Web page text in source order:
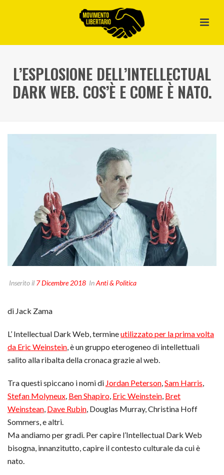
L’ESPLOSIONE DELL’INTELLECTUAL
DARK WEB. COS’È E COME È NATO.
Inserito il 7 Dicembre 2018 InAnti & Politica
di Jack Zama
L’ Intellectual Dark Web, termineutilizzato per la prima volta
da Eric Weinstein , è un gruppo eterogeneo di intellettuali
salito alla ribalta della cronaca grazie al web.
Tra questi spiccano i nomi di Jordan Peterson Sam Harris
Stefan Molyneux Ben Shapiro Eric Weinstein Bret
Weinstean Dave Rubin , Douglas Murray, Christina Hoff
Sommers, e altri.
Ma andiamo per gradi. Per capire l’Intellectual Dark Web
bisogna, innanzitutto, capire il contesto culturale da cui è
nato.